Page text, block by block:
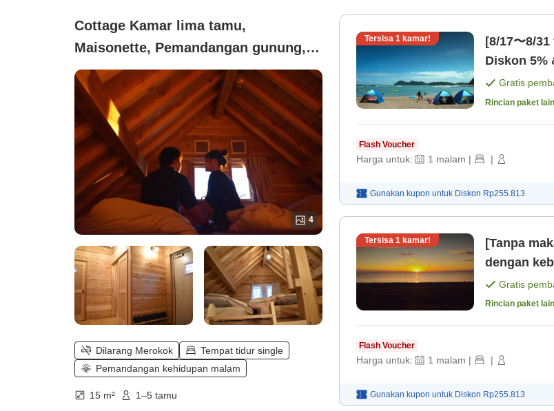
Cottage Kamar lima tamu,
Maisonette, Pemandangan gunung,
Pemandangan kehidupan malam,
Tidak merokok (Pondok)
4
Dilarang Merokok
Tempat tidur single
Pemandangan kehidupan malam
15 m² 1–5 tamu
Tersisa 1 kamar!
[8/17〜8/
Diskon 5%
olahraga
Gratis
Rincian paket
Flash Voucher
Harga untuk: 1 malam | |
Gunakan kupon untuk Diskon Rp255.813
Tersisa 1 kamar!
[Tanpa
dengan
Gratis
Rincian paket
Flash Voucher
Harga untuk: 1 malam | |
Gunakan kupon untuk Diskon Rp255.813